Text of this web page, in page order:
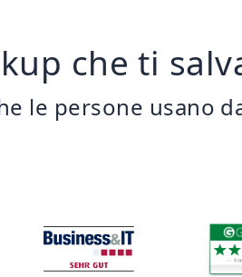
che ti
le persone usano